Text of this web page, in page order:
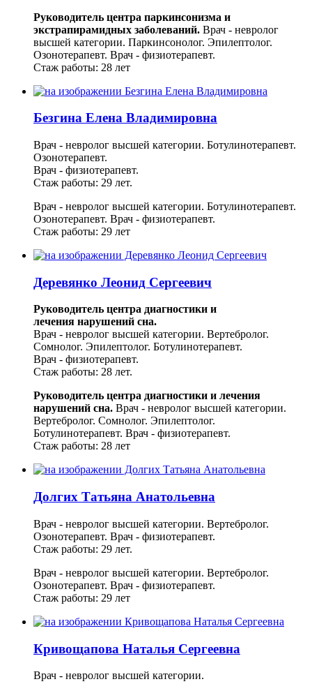
Руководитель центра паркинсонизма и
экстрапирамидных заболеваний. Врач - невролог
высшей категории. Паркинсонолог. Эпилептолог.
Озонотерапевт. Врач - физиотерапевт.
Стаж работы: 28 лет
Безгина Елена Владимировна
Врач - невролог высшей категории. Ботулинотерапевт.
Озонотерапевт.
Врач - физиотерапевт.
Стаж работы: 29 лет.
Врач - невролог высшей категории. Ботулинотерапевт.
Озонотерапевт. Врач - физиотерапевт.
Стаж работы: 29 лет
Деревянко Леонид Сергеевич
Руководитель центра диагностики и
лечения нарушений сна.
Врач - невролог высшей категории. Вертебролог.
Сомнолог. Эпилептолог. Ботулинотерапевт.
Врач - физиотерапевт.
Стаж работы: 28 лет.
Руководитель центра диагностики и лечения
нарушений сна. Врач - невролог высшей категории.
Вертебролог. Сомнолог. Эпилептолог.
Ботулинотерапевт. Врач - физиотерапевт.
Стаж работы: 28 лет
Долгих Татьяна Анатольевна
Врач - невролог высшей категории. Вертебролог.
Озонотерапевт. Врач - физиотерапевт.
Стаж работы: 29 лет.
Врач - невролог высшей категории. Вертебролог.
Озонотерапевт. Врач - физиотерапевт.
Стаж работы: 29 лет
Кривощапова Наталья Сергеевна
Врач - невролог высшей категории.